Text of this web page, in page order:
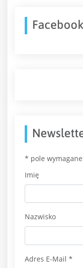
Facebook
* pole wymagane
Imię
Nazwisko
Adres E-Mail *